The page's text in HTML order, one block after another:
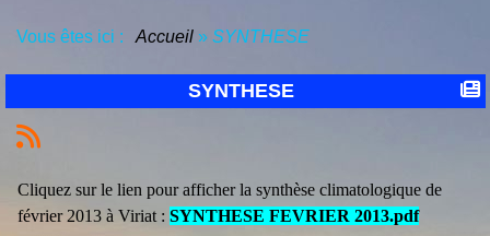
Vous êtes ici : Accueil » SYNTHESE
SYNTHESE
Cliquez sur le lien pour afficher la synthèse climatologique de
février 2013 à Viriat : SYNTHESE FEVRIER 2013.pdf